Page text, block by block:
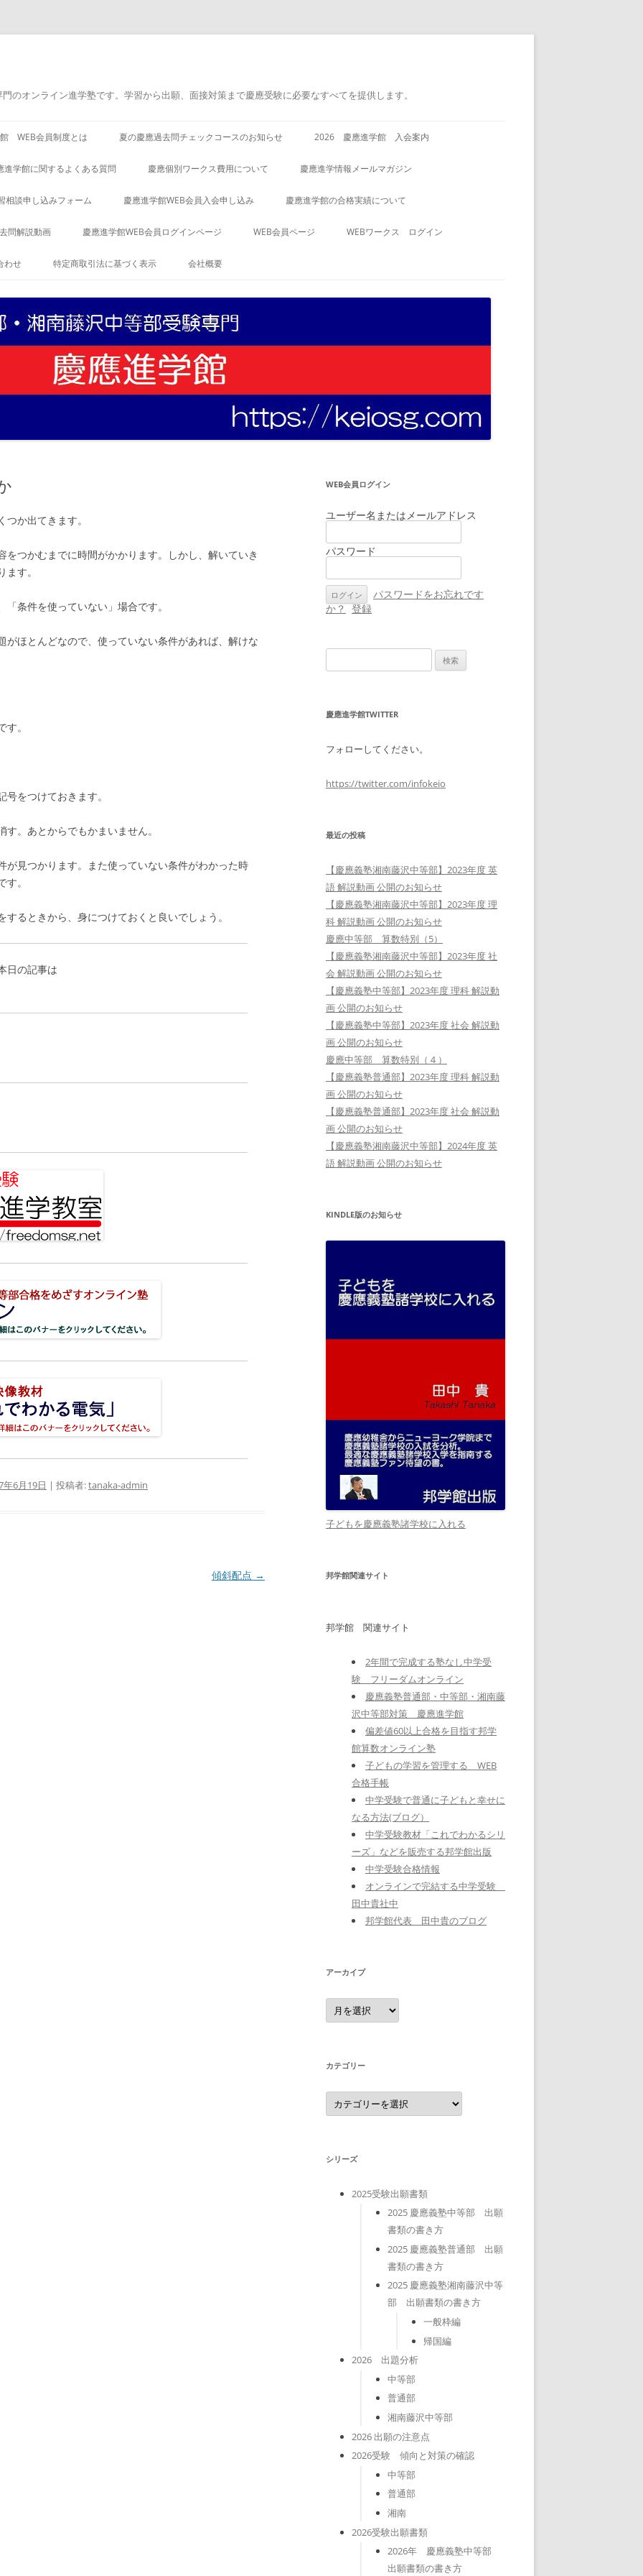
のオンライン進学塾です。学習から出願、面接対策まで慶應受験に必要なすべてを提供します。
WEB会員制度とは 夏の慶應過去問チェックコースのお知らせ 2026 慶應進学館 入会案内
進学館に関するよくある質問 慶應個別ワークス費用について 慶應進学情報メールマガジン
相談申し込みフォーム 慶應進学館WEB会員入会申し込み 慶應進学館の合格実績について
問解説動画 慶應進学館WEB会員ログインページ WEB会員ページ WEBワークス ログイン
わせ 特定商取引法に基づく表示 会社概要
か出てきます。
つかむまでに時間がかかります。しかし、解いていき
す。
条件を使っていない」場合です。
がほとんどなので、使っていない条件があれば、解けな
。
をつけておきます。
。あとからでもかまいません。
が見つかります。また使っていない条件がわかった時
。
るときから、身につけておくと良いでしょう。
日の記事は
年6月19日 | 投稿者:tanaka-admin
傾斜配点 →
WEB会員ログイン
ユーザー名またはメールアドレス
パスワード
パスワードをお忘れです
か？ 登録
索:
慶應進学館TWITTER
フォローしてください。
https://twitter.com/infokeio
最近の投稿
【慶應義塾湘南藤沢中等部】2023年度 英
語 解説動画 公開のお知らせ
【慶應義塾湘南藤沢中等部】2023年度 理
科 解説動画 公開のお知らせ
慶應中等部 算数特別（5）
【慶應義塾湘南藤沢中等部】2023年度 社
会 解説動画 公開のお知らせ
【慶應義塾中等部】2023年度 理科 解説動
画 公開のお知らせ
【慶應義塾中等部】2023年度 社会 解説動
画 公開のお知らせ
慶應中等部 算数特別（４）
【慶應義塾普通部】2023年度 理科 解説動
画 公開のお知らせ
【慶應義塾普通部】2023年度 社会 解説動
画 公開のお知らせ
【慶應義塾湘南藤沢中等部】2024年度 英
語 解説動画 公開のお知らせ
KINDLE版のお知らせ
子どもを慶應義塾諸学校に入れる
邦学館関連サイト
邦学館 関連サイト
2年間で完成する塾なし中学受
験 フリーダムオンライン
慶應義塾普通部・中等部・湘南藤
沢中等部対策 慶應進学館
偏差値60以上合格を目指す邦学
館算数オンライン塾
子どもの学習を管理する WEB
合格手帳
中学受験で普通に子どもと幸せに
なる方法(ブログ）
中学受験教材「これでわかるシリ
ーズ」などを販売する邦学館出版
中学受験合格情報
オンラインで完結する中学受験
田中貴社中
邦学館代表 田中貴のブログ
アーカイブ
ア
ー
カ
カテゴリー
カ
テ
ゴ
シリーズ
2025受験出願書類
2025 慶應義塾中等部 出願
書類の書き方
2025 慶應義塾普通部 出願
書類の書き方
2025 慶應義塾湘南藤沢中等
部 出願書類の書き方
一般枠編
帰国編
2026 出題分析
中等部
普通部
湘南藤沢中等部
2026 出願の注意点
2026受験 傾向と対策の確認
中等部
普通部
湘南
2026受験出願書類
2026年 慶應義塾中等部
出願書類の書き方